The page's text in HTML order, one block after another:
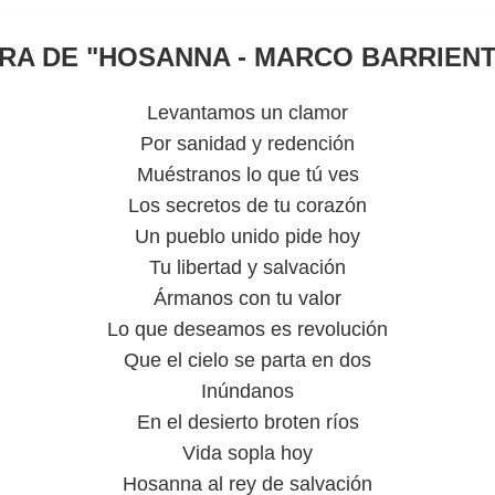
DE "HOSANNA - MARCO
Levantamos un clamor
Por sanidad y redención
Muéstranos lo que tú ves
Los secretos de tu corazón
Un pueblo unido pide hoy
Tu libertad y salvación
Ármanos con tu valor
Lo que deseamos es revolución
Que el cielo se parta en dos
Inúndanos
En el desierto broten ríos
Vida sopla hoy
Hosanna al rey de salvación